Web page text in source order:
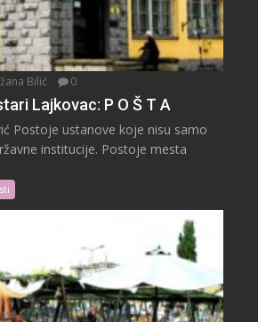
Bilić 0
Lajkovac: P O Š T A
Postoje ustanove koje nisu samo
institucije. Postoje mesta